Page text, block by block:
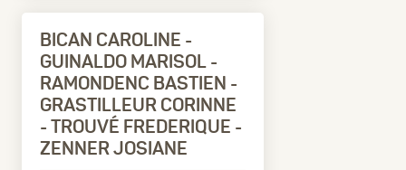
BICAN CAROLINE -
GUINALDO MARISOL -
RAMONDENC BASTIEN -
GRASTILLEUR CORINNE
- TROUVÉ FREDERIQUE -
ZENNER JOSIANE